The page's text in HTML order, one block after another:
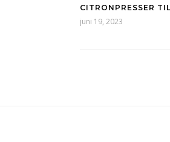
CITRONPRESSER
juni 19, 2023